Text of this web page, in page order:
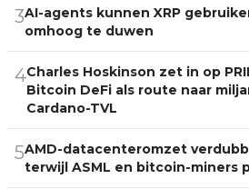
3AI-agents kunnen XRP
omhoog te duwen
4Charles Hoskinson zet in op
Bitcoin DeFi als route naar
Cardano-TVL
5AMD-datacenteromzet
terwijl ASML en bitcoin-miners